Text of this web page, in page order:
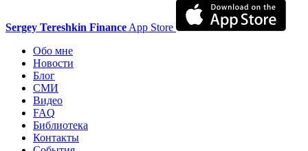
Sergey Tereshkin Finance App Store
Обо мне
Новости
Блог
СМИ
Видео
FAQ
Библиотека
Контакты